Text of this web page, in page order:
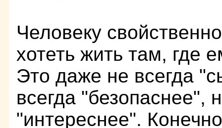
Человеку свойственно
хотеть жить там, где
Это даже не всегда
всегда "безопаснее",
"интереснее".